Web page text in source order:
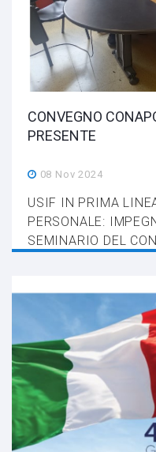
CONVEGNO
PRESENTE
08 Nov 2024
USIF IN PRIMA
PERSONALE:
SEMINARIO DEL